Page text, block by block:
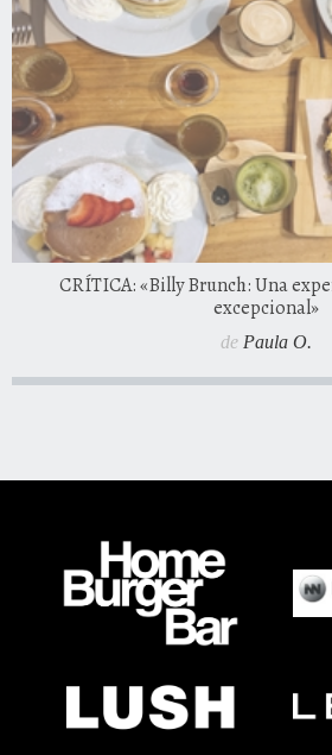
CRÍTICA: «Billy Brunch: Una
excepcional»
de Paula O.